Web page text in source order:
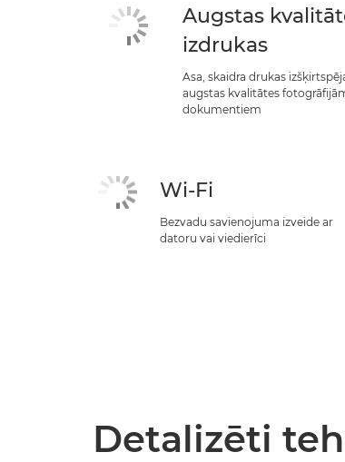
Augstas
izdrukas
Asa, skaidra drukas
augstas kvalitātes
dokumentiem
Wi-Fi
Bezvadu savienojuma izveide ar
datoru vai viedierīci
Detalizēti